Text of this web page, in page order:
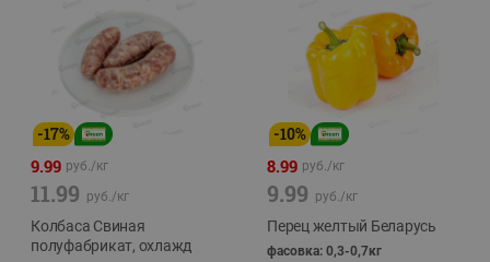
-17%
9.99 руб./кг
11.99 руб./кг
Колбаса Свиная
полуфабрикат, охлажд
-10%
8.99 руб./кг
9.99 руб./кг
Перец желтый Беларусь
фасовка: 0,3-0,7кг